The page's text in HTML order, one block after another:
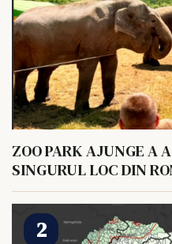
ZOO PARK AJUNGE A
SINGURUL LOC DIN
HRANI UN ELEFANT